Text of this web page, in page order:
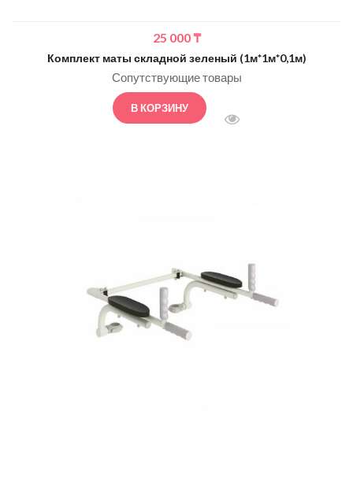
25 000₸
Комплект маты складной зеленый (1м*1м*0,1м)
Сопутствующие товары
В КОРЗИНУ